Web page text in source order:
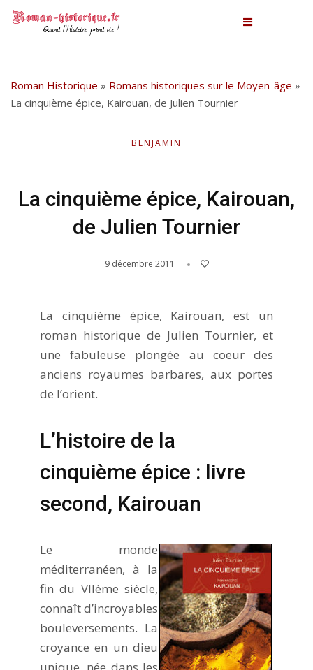
Roman Historique » Romans historiques sur le Moyen-âge »
La cinquième épice, Kairouan, de Julien Tournier
BENJAMIN
La cinquième épice, Kairouan,
de Julien Tournier
9 décembre 2011
La cinquième épice, Kairouan, est un
roman historique de Julien Tournier, et
une fabuleuse plongée au coeur des
anciens royaumes barbares, aux portes
de l’orient.
L’histoire de la
cinquième épice : livre
second, Kairouan
Le monde
méditerranéen, à la
fin du VIIème siècle,
connaît d’incroyables
bouleversements. La
croyance en un dieu